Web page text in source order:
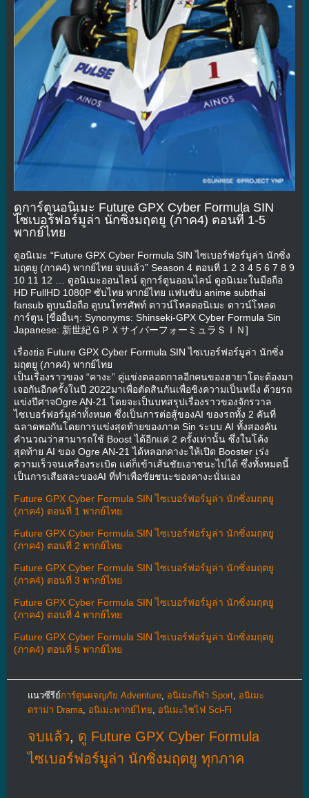
ดูการ์ตูนอนิเมะ Future GPX Cyber Formula SIN
ไซเบอร์ฟอร์มูล่า นักซิ่งมฤตยู (ภาค4) ตอนที่ 1-5
พากย์ไทย
ดูอนิเมะ “Future GPX Cyber Formula SIN ไซเบอร์ฟอร์มูล่า นักซิ่ง
มฤตยู (ภาค4) พากย์ไทย จบแล้ว” Season 4 ตอนที่ 1 2 3 4 5 6 7 8 9
10 11 12 … ดูอนิเมะออนไลน์ ดูการ์ตูนออนไลน์ ดูอนิเมะในมือถือ
HD FullHD 1080P ซับไทย พากย์ไทย แฟนซับ anime subthai
fansub ดูบนมือถือ ดูบนโทรศัพท์ ดาวน์โหลดอนิเมะ ดาวน์โหลด
การ์ตูน [ชื่ออื่นๆ: Synonyms: Shinseki-GPX Cyber Formula Sin
Japanese: 新世紀ＧＰＸサイバーフォーミュラＳＩＮ]
เรื่องย่อ Future GPX Cyber Formula SIN ไซเบอร์ฟอร์มูล่า นักซิ่ง
มฤตยู (ภาค4) พากย์ไทย
เป็นเรื่องราวของ “คางะ” คู่แข่งตลอดกาลอีกคนของฮายาโตะต้องมา
เจอกันอีกครั้งในปี 2022มาเพื่อตัดสินกันเพื่อชิงความเป็นหนึ่ง ด้วยรถ
แข่งปีศาจOgre AN-21 โดยจะเป็นบทสรุปเรื่องราวของจักรวาล
ไซเบอร์ฟอร์มูล่าทั้งหมด ซึ่งเป็นการต่อสู้ของAI ของรถทั้ง 2 คันที่
ฉลาดพอกันโดยการแข่งสุดท้ายของภาค Sin ระบบ AI ทั้งสองคัน
คำนวณว่าสามารถใช้ Boost ได้อีกแค่ 2 ครั้งเท่านั้น ซึ่งในโค้ง
สุดท้าย AI ของ Ogre AN-21 ได้หลอกคางะให้เปิด Booster เร่ง
ความเร็วจนเครื่องระเบิด แต่ก็เข้าเส้นชัยเอาชนะไปได้ ซึ่งทั้งหมดนี้
เป็นการเสียสละของAI ที่ทำเพื่อชัยชนะของคางะนั่นเอง
Future GPX Cyber Formula SIN ไซเบอร์ฟอร์มูล่า นักซิ่งมฤตยู
(ภาค4) ตอนที่ 1 พากย์ไทย
Future GPX Cyber Formula SIN ไซเบอร์ฟอร์มูล่า นักซิ่งมฤตยู
(ภาค4) ตอนที่ 2 พากย์ไทย
Future GPX Cyber Formula SIN ไซเบอร์ฟอร์มูล่า นักซิ่งมฤตยู
(ภาค4) ตอนที่ 3 พากย์ไทย
Future GPX Cyber Formula SIN ไซเบอร์ฟอร์มูล่า นักซิ่งมฤตยู
(ภาค4) ตอนที่ 4 พากย์ไทย
Future GPX Cyber Formula SIN ไซเบอร์ฟอร์มูล่า นักซิ่งมฤตยู
(ภาค4) ตอนที่ 5 พากย์ไทย
แนวซีรีย์การ์ตูนผจญภัย Adventure, อนิเมะกีฬา Sport, อนิเมะ
ดราม่า Drama, อนิเมะพากย์ไทย อนิเมะไซไฟ Sci-Fi
จบแล้ว, ดู Future GPX Cyber Formula
ไซเบอร์ฟอร์มูล่า นักซิ่งมฤตยู ทุกภาค